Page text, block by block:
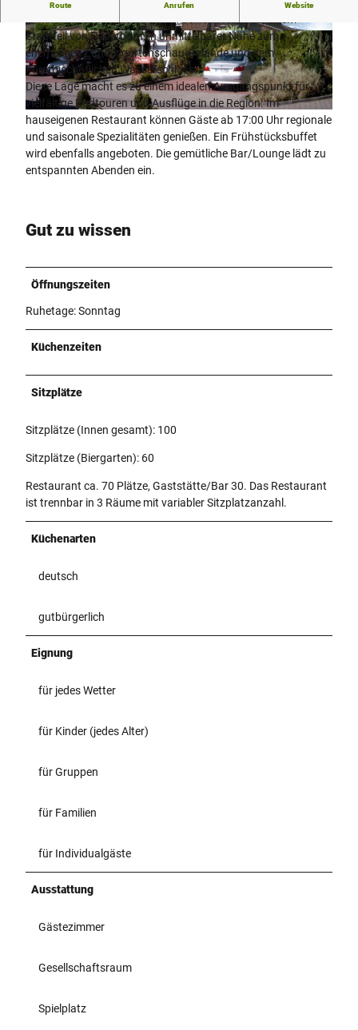
H
o
t
e
s
a
u
a
r
t
s
h
o
© Hotel Hubertushof © Hotel Hubertushof
Route Anrufen Website
Stadtteil von Paderborn, in unmittelbarer Nähe zum
ehemaligen Landesgartenschau-Gelände und dem
Fürstbischöflichen Wasserschloss.
Diese Lage macht es zu einem idealen Ausgangspunkt für
vielfältige Radtouren und Ausflüge in die Region. Im
hauseigenen Restaurant können Gäste ab 17:00 Uhr regionale
und saisonale Spezialitäten genießen. Ein Frühstücksbuffet
wird ebenfalls angeboten. Die gemütliche Bar/Lounge lädt zu
entspannten Abenden ein.
Gut zu wissen
Öffnungszeiten
Ruhetage: Sonntag
Küchenzeiten
Sitzplätze
Sitzplätze (Innen gesamt): 100
Sitzplätze (Biergarten): 60
Restaurant ca. 70 Plätze, Gaststätte/Bar 30. Das Restaurant
ist trennbar in 3 Räume mit variabler Sitzplatzanzahl.
Küchenarten
deutsch
gutbürgerlich
Eignung
für jedes Wetter
für Kinder (jedes Alter)
für Gruppen
für Familien
für Individualgäste
Ausstattung
Gästezimmer
Gesellschaftsraum
Spielplatz